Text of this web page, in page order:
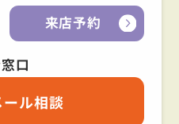
来店予約
口
ール相談